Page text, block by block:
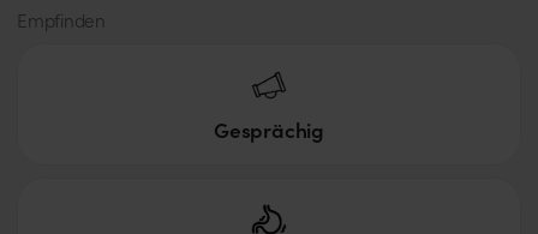
Empfinden
Gesprächig